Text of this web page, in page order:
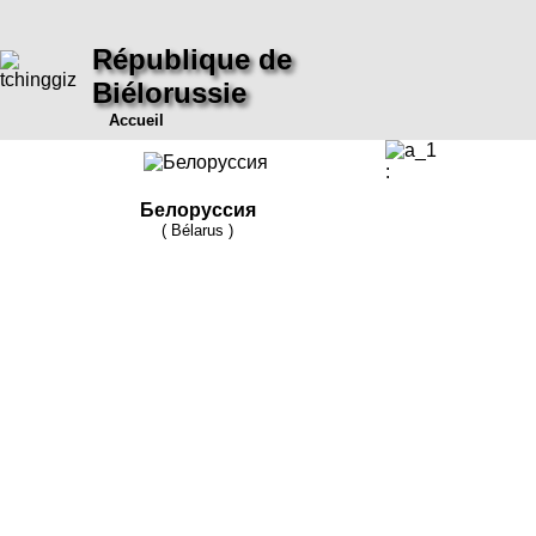
République de
Biélorussie
Accueil
Белоруссия
( Bélarus )
: